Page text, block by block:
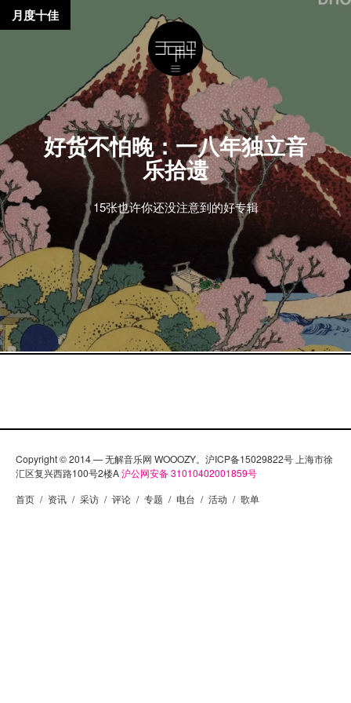
好货不怕晚：一八年独立音
乐拾遗
15张也许你还没注意到的好专辑
月度十佳
Copyright © 2014 — 无解音乐网 WOOOZY。沪ICP备15029822号 上海市徐
汇区复兴西路100号2楼A沪公网安备 31010402001859号
首页 / 资讯 / 采访 / 评论 / 专题 / 电台 / 活动 / 歌单